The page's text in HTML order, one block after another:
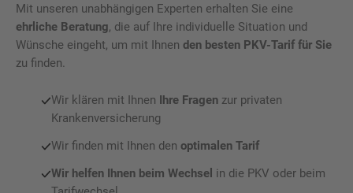
Mit unseren unabhängigen Experten erhalten Sie eine
ehrliche Beratung, die auf Ihre individuelle Situation und
Wünsche eingeht, um mit Ihnen den besten PKV-Tarif für Sie
zu finden.
Wir klären mit Ihnen Ihre Fragen zur privaten
Krankenversicherung
Wir finden mit Ihnen den optimalen Tarif
Wir helfen Ihnen beim Wechsel in die PKV oder beim